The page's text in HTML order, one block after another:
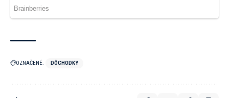
OZNAČENÉ: DÔCHODKY